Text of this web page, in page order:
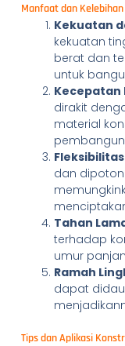
Manfaat dan
Kekuatan
kekuatan
berat dan
untuk
Kecepatan
dirakit
material
dan
Tahan
terhadap
umur
Ramah
dapat
Tips dan Aplikasi